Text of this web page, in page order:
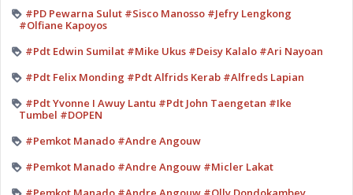
#PD Pewarna Sulut #Sisco Manosso #Jefry Lengkong
#Olfiane Kapoyos
#Pdt Edwin Sumilat #Mike Ukus #Deisy Kalalo #Ari Nayoan
#Pdt Felix Monding #Pdt Alfrids Kerab #Alfreds Lapian
#Pdt Yvonne I Awuy Lantu #Pdt John Taengetan #Ike
Tumbel #DOPEN
#Pemkot Manado #Andre Angouw
#Pemkot Manado #Andre Angouw #Micler Lakat